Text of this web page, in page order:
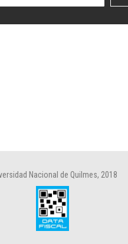
Nacional de Quilmes, 2018